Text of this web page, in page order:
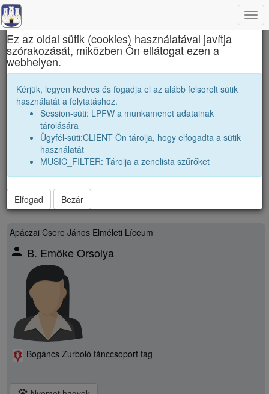
Erdélyi liceumok gimnáziumok kollégiumok
Bogáncs Zurboló tagok:205
BOGÁNCS-ZURBOLÓ egyesület tagjai.
Internet elérhetőség a
táncegyüttes.
Facebook oldalon
Apáczai Csere János Elméleti Líceum
person B. Emőke Orsolya
Bogáncs Zurboló tánccsoport tag
×
Ez az oldal sütik (cookies) használatával javítja
szórakozását, miközben Ön ellátogat ezen a
webhelyen.
Kérjük, legyen kedves és fogadja el az alább felsorolt sütik
használatát a folytatáshoz.
Session-süti: LPFW a munkamenet adatainak
tárolására
Ügyfél-süti:CLIENT Ön tárolja, hogy elfogadta a sütik
használatát
MUSIC_FILTER: Tárolja a zenelista szűrőket
Elfogad Bezár